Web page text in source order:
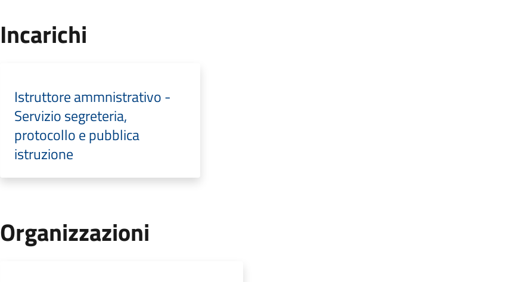
Incarichi
Istruttore ammnistrativo -
Servizio segreteria,
protocollo e pubblica
istruzione
Organizzazioni